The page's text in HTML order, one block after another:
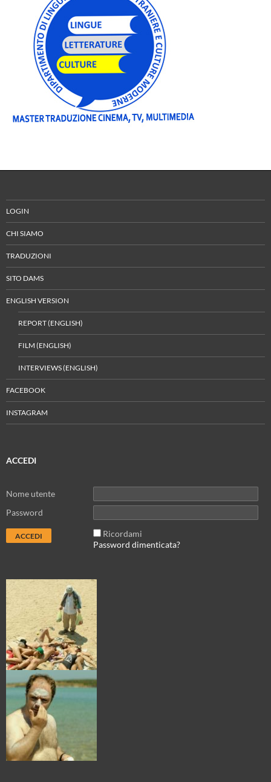
LOGIN
CHI SIAMO
TRADUZIONI
SITO DAMS
ENGLISH VERSION
REPORT (ENGLISH)
FILM (ENGLISH)
INTERVIEWS (ENGLISH)
FACEBOOK
INSTAGRAM
ACCEDI
Nome utente
Password
Ricordami
Password dimenticata?